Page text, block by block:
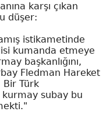
karşı çıkan
düşer:
istikametinde
kumanda etmeye
başkanlığını,
Fledman Hareket
Bir Türk
subay bu